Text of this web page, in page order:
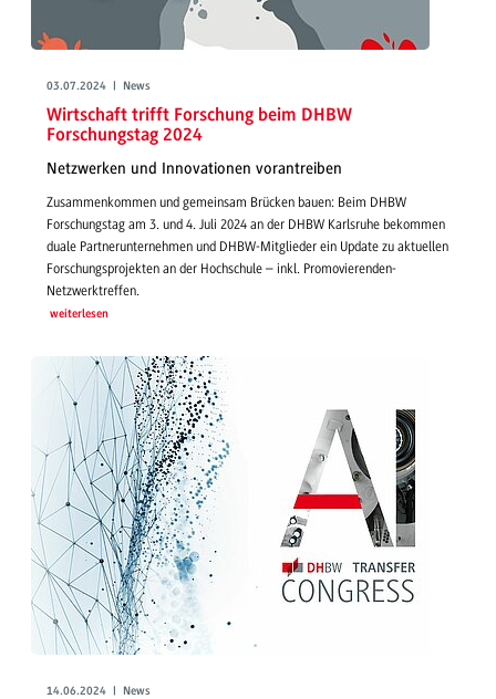
03.07.2024 | News
Wirtschaft trifft Forschung beim DHBW
Forschungstag 2024
Netzwerken und Innovationen vorantreiben
Zusammenkommen und gemeinsam Brücken bauen: Beim DHBW
Forschungstag am 3. und 4. Juli 2024 an der DHBW Karlsruhe bekommen
duale Partnerunternehmen und DHBW-Mitglieder ein Update zu aktuellen
Forschungsprojekten an der Hochschule – inkl. Promovierenden-
Netzwerktreffen.
weiterlesen
14.06.2024 | News